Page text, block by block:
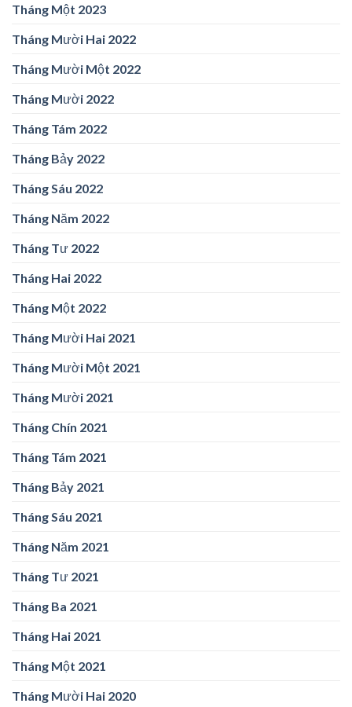
Tháng Một 2023
Tháng Mười Hai 2022
Tháng Mười Một 2022
Tháng Mười 2022
Tháng Tám 2022
Tháng Bảy 2022
Tháng Sáu 2022
Tháng Năm 2022
Tháng Tư 2022
Tháng Hai 2022
Tháng Một 2022
Tháng Mười Hai 2021
Tháng Mười Một 2021
Tháng Mười 2021
Tháng Chín 2021
Tháng Tám 2021
Tháng Bảy 2021
Tháng Sáu 2021
Tháng Năm 2021
Tháng Tư 2021
Tháng Ba 2021
Tháng Hai 2021
Tháng Một 2021
Tháng Mười Hai 2020